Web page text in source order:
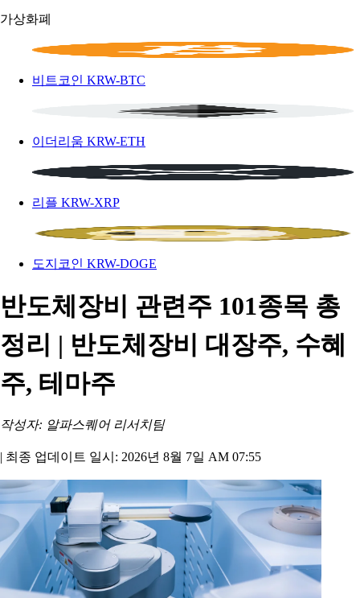
가상화폐
비트코인 KRW-BTC
이더리움 KRW-ETH
리플 KRW-XRP
도지코인 KRW-DOGE
반도체장비 관련주 101종목 총
정리 | 반도체장비 대장주, 수혜
주, 테마주
작성자: 알파스퀘어 리서치팀
| 최종 업데이트 일시: 2026년 8월 7일 AM 07:55